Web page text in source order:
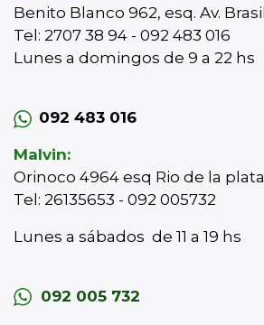
Benito Blanco 962, esq. Av. Brasil
Tel: 2707 38 94 - 092 483 016
Lunes a domingos de 9 a 22 hs
092 483 016
Malvin:
Orinoco 4964 esq Rio de la plata
Tel: 26135653 - 092 005732
Lunes a sábados de 11 a 19 hs
092 005 732